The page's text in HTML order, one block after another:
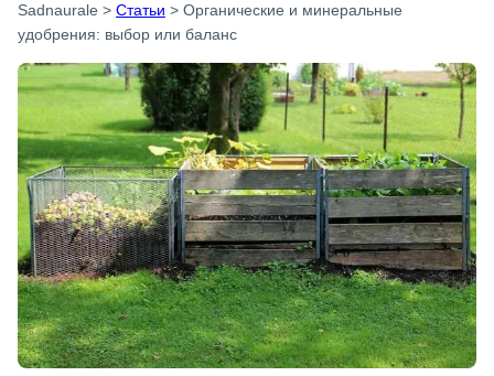
Sadnaurale > Статьи > Органические и минеральные
удобрения: выбор или баланс